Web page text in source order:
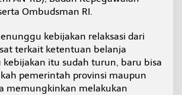
Ombudsman RI.
kebijakan relaksasi dari
terkait ketentuan belanja
kebijakan itu sudah turun, baru bisa
pemerintah provinsi maupun
memungkinkan melakukan